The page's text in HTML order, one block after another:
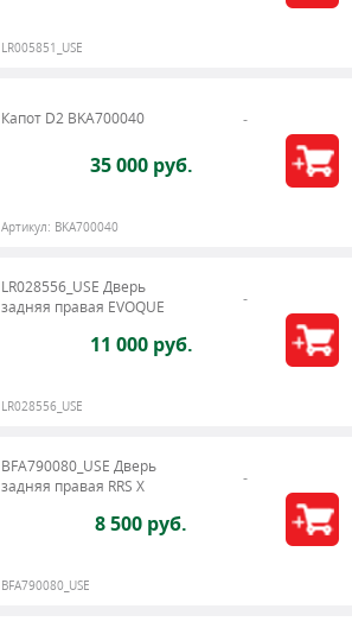
LR005851_USE
Капот D2 BKA700040
35 000 руб.
Артикул: BKA700040
LR028556_USE Дверь
задняя правая EVOQUE
11 000 руб.
LR028556_USE
BFA790080_USE Дверь
задняя правая RRS X
8 500 руб.
BFA790080_USE